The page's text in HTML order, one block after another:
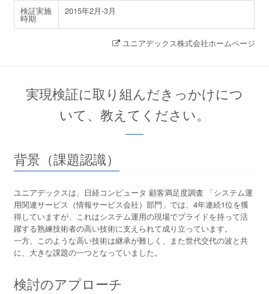
検証実施
時期
2015年2月-3月
ユニアデックス株式会社ホームページ
実現検証に取り組んだきっかけにつ
いて、教えてください。
背景（課題認識）
ユニアデックスは、日経コンピュータ 顧客満足度調査 「システム運
用関連サービス（情報サービス会社）部門」では、4年連続1位を獲
得していますが、これはシステム運用の現場でプライドを持って活
躍する熟練技術者の高い技術に支えられて成り立っています。
一方、このような高い技術は継承が難しく、また世代交代の波と共
に、大きな課題の一つとなっていました。
検討のアプローチ